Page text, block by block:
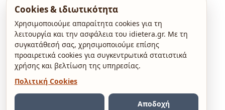
Cookies & ιδιωτικότητα
Χρησιμοποιούμε απαραίτητα cookies για τη
λειτουργία και την ασφάλεια του idietera.gr. Με τη
συγκατάθεσή σας, χρησιμοποιούμε επίσης
προαιρετικά cookies για συγκεντρωτικά στατιστικά
χρήσης και βελτίωση της υπηρεσίας.
Πολιτική Cookies
Αποδοχή